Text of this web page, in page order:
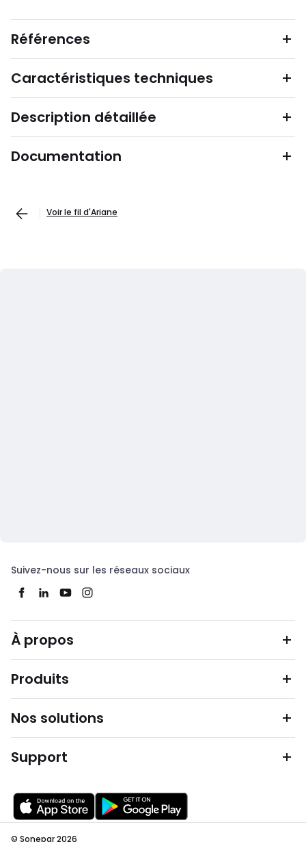
Références
Caractéristiques techniques
Description détaillée
Documentation
Voir le fil d'Ariane
Suivez-nous sur les réseaux sociaux
À propos
Produits
Nos solutions
Support
© Sonepar 2026